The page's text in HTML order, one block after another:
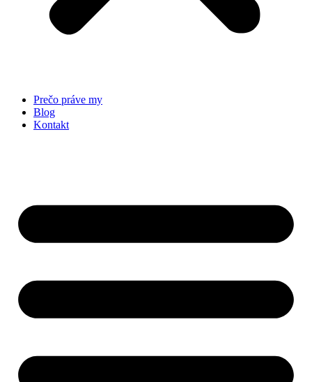
Prečo práve my
Blog
Kontakt